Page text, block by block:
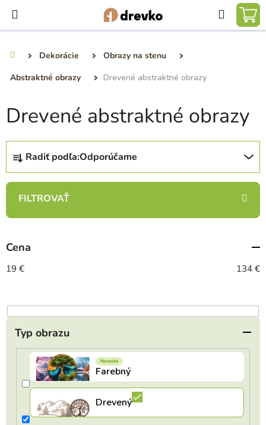
obsah
Hľadať
Dekorácie
Obrazy na stenu
Abstraktné obrazy
Drevené abstraktné obrazy
Drevené abstraktné obrazy
R
d
n
e
p
r
d
u
Radiť podľa:Odporúčame
Cena
19 € 134 €
Typ obrazu